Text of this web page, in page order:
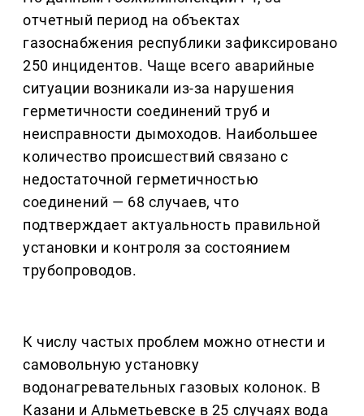
отчетный период на объектах
газоснабжения республики зафиксировано
250 инцидентов. Чаще всего аварийные
ситуации возникали из-за нарушения
герметичности соединений труб и
неисправности дымоходов. Наибольшее
количество происшествий связано с
недостаточной герметичностью
соединений — 68 случаев, что
подтверждает актуальность правильной
установки и контроля за состоянием
трубопроводов.
К числу частых проблем можно отнести и
самовольную установку
водонагревательных газовых колонок. В
Казани и Альметьевске в 25 случаях вода